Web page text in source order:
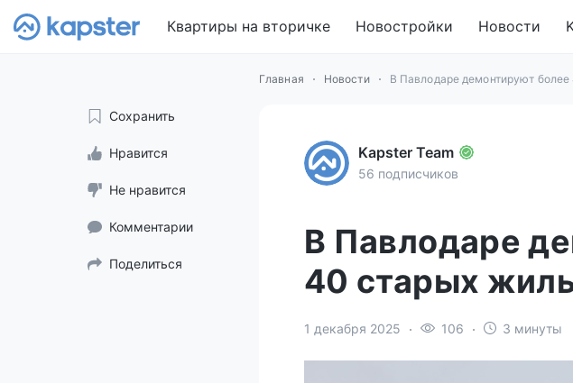
Квартиры на вторичке Новостройки Новости
Главная Новости В Павлодаре демонтируют
Сохранить
Нравится
Не нравится
Комментарии
Поделиться
Kapster Team
56 подписчиков
В Павлодаре
40 старых
1 декабря 2025 106 3 минуты